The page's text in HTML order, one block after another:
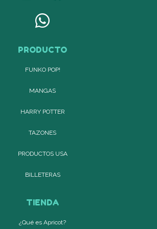
PRODUCTO
FUNKO POP!
MANGAS
HARRY POTTER
TAZONES
PRODUCTOS USA
BILLETERAS
TIENDA
¿Qué es Apricot?